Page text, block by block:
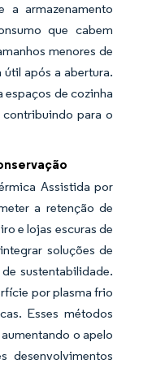
a armazenamento
que cabem
menores de
após a abertura.
espaços de cozinha
para o
Assistida por
a retenção de
e lojas escuras de
soluções de
sustentabilidade.
por plasma frio
Esses métodos
o apelo
desenvolvimentos